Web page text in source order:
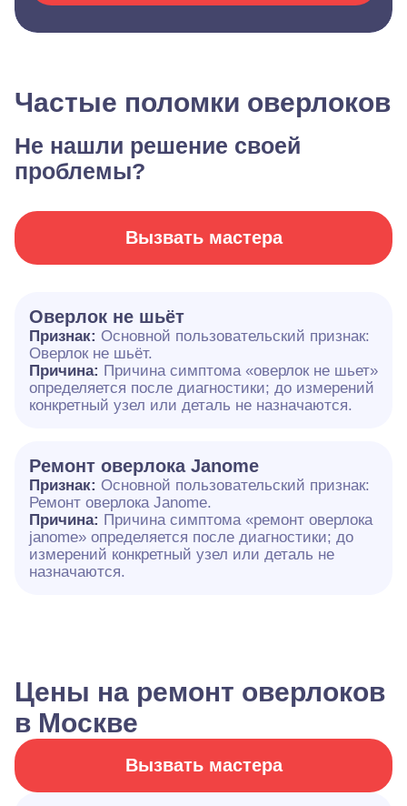
Частые поломки оверлоков
Не нашли решение своей
проблемы?
Вызвать мастера
Оверлок не шьёт
Признак: Основной пользовательский признак:
Оверлок не шьёт.
Причина: Причина симптома «оверлок не шьет»
определяется после диагностики; до измерений
конкретный узел или деталь не назначаются.
Ремонт оверлока Janome
Признак: Основной пользовательский признак:
Ремонт оверлока Janome.
Причина: Причина симптома «ремонт оверлока
janome» определяется после диагностики; до
измерений конкретный узел или деталь не
назначаются.
Цены на ремонт оверлоков
в Москве
Вызвать мастера